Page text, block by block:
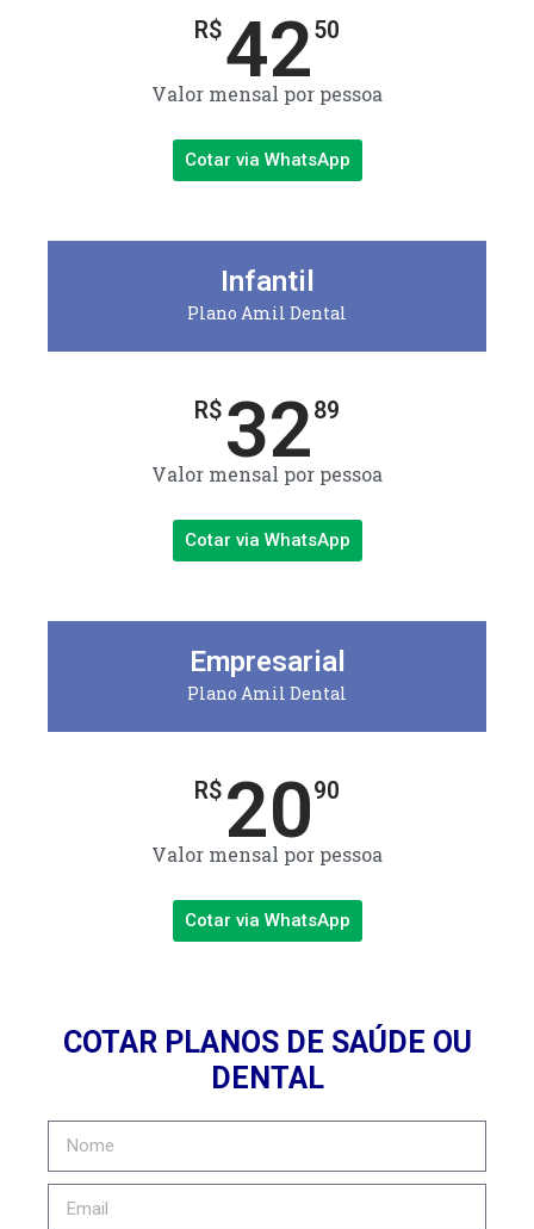
R$4250
Valor mensal por pessoa
Cotar via WhatsApp
Infantil
Plano Amil Dental
R$ 3289
Valor mensal por pessoa
Cotar via WhatsApp
Empresarial
Plano Amil Dental
R$ 2090
Valor mensal por pessoa
Cotar via WhatsApp
COTAR PLANOS DE SAÚDE OU
DENTAL